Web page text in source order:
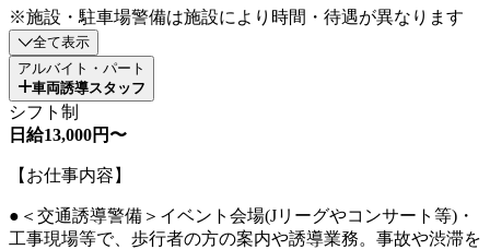
※施設・駐車場警備は施設により時間・待遇が異なります
全て表示
アルバイト・パート
車両誘導スタッフ
シフト制
日給13,000円〜
【お仕事内容】
●＜交通誘導警備＞イベント会場(Jリーグやコンサート等)・
工事現場等で、歩行者の方の案内や誘導業務。事故や渋滞を